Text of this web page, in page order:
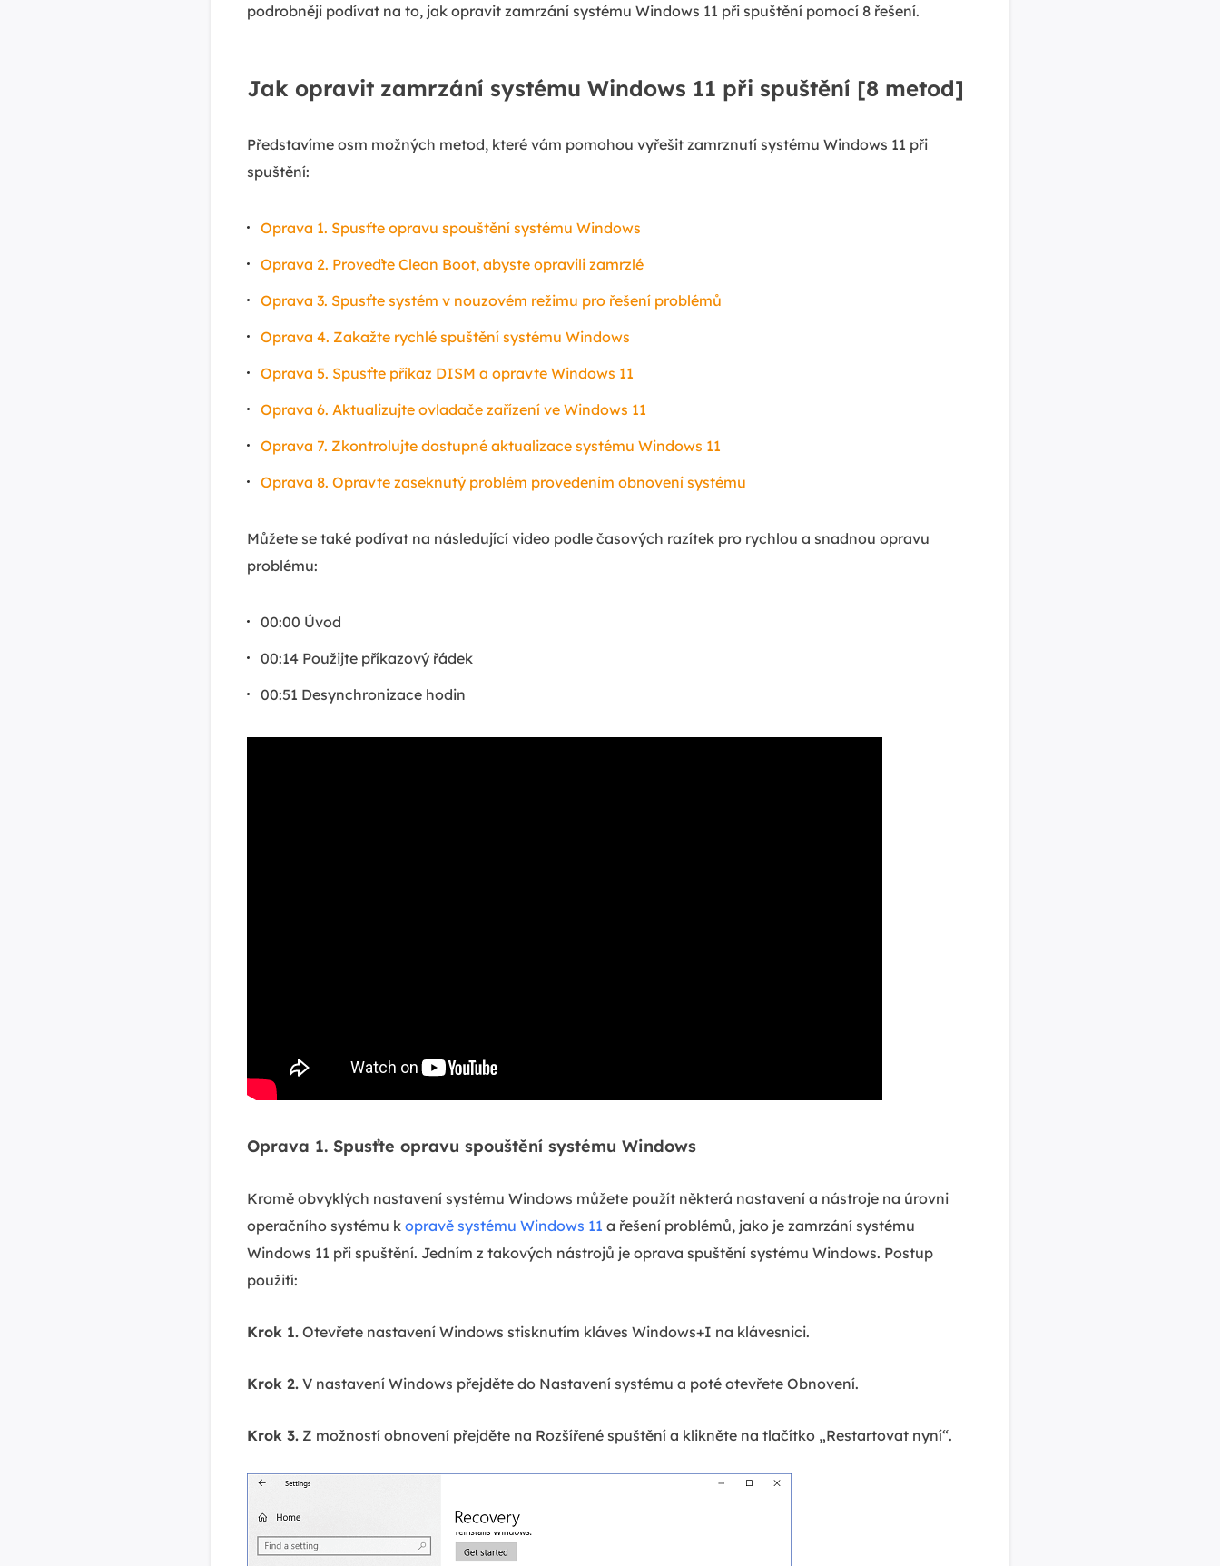
podrobněji podívat na to, jak opravit zamrzání systému Windows 11 při spuštění pomocí 8 řešení.
Jak opravit zamrzání systému Windows 11 při spuštění [8 metod]
Představíme osm možných metod, které vám pomohou vyřešit zamrznutí systému Windows 11 při
spuštění:
Oprava 1. Spusťte opravu spouštění systému Windows
Oprava 2. Proveďte Clean Boot, abyste opravili zamrzlé
Oprava 3. Spusťte systém v nouzovém režimu pro řešení problémů
Oprava 4. Zakažte rychlé spuštění systému Windows
Oprava 5. Spusťte příkaz DISM a opravte Windows 11
Oprava 6. Aktualizujte ovladače zařízení ve Windows 11
Oprava 7. Zkontrolujte dostupné aktualizace systému Windows 11
Oprava 8. Opravte zaseknutý problém provedením obnovení systému
Můžete se také podívat na následující video podle časových razítek pro rychlou a snadnou opravu
problému:
00:00 Úvod
00:14 Použijte příkazový řádek
00:51 Desynchronizace hodin
Oprava 1. Spusťte opravu spouštění systému Windows
Kromě obvyklých nastavení systému Windows můžete použít některá nastavení a nástroje na úrovni
operačního systému k opravě systému Windows 11 a řešení problémů, jako je zamrzání systému
Windows 11 při spuštění. Jedním z takových nástrojů je oprava spuštění systému Windows. Postup
použití:
Krok 1. Otevřete nastavení Windows stisknutím kláves Windows+I na klávesnici.
Krok 2. V nastavení Windows přejděte do Nastavení systému a poté otevřete Obnovení.
Krok 3. Z možností obnovení přejděte na Rozšířené spuštění a klikněte na tlačítko „Restartovat nyní“.